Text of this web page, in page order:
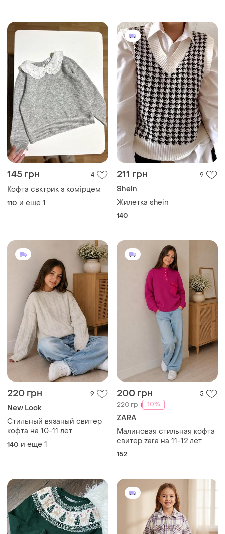
145 грн 4
Кофта свктрик з комірцем
110 и еще 1
211 грн 9
Shein
Жилетка shein
140
220 грн 9
New Look
Стильный вязаный свитер
кофта на 10-11 лет
140 и еще 1
200 грн 5
220 грн -10%
ZARA
Малиновая стильная кофта
свитер zara на 11-12 лет
152